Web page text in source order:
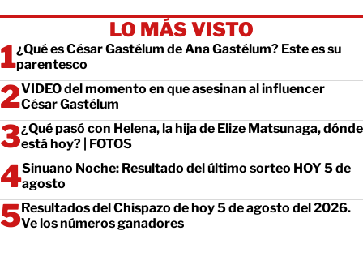
LO MÁS VISTO
¿Qué es César Gastélum de Ana Gastélum? Este es su
parentesco
VIDEO del momento en que asesinan al influencer
César Gastélum
¿Qué pasó con Helena, la hija de Elize Matsunaga, dónde
está hoy? | FOTOS
Sinuano Noche: Resultado del último sorteo HOY 5 de
agosto
Resultados del Chispazo de hoy 5 de agosto del 2026.
Ve los números ganadores